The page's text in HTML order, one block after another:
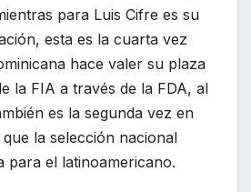
para Luis Cifre es su
esta es la cuarta vez
hace valer su plaza
la FIA a través de la FDA, al
es la segunda vez en
la selección nacional
para el latinoamericano.